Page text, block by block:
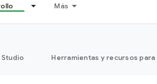
Más
Herramientas y recursos para